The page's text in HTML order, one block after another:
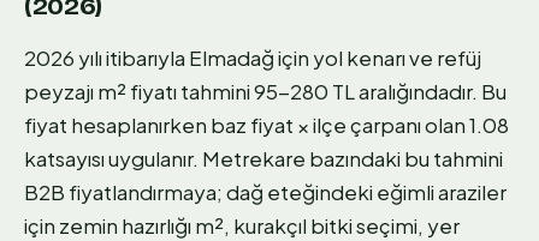
2026 yılı itibarıyla Elmadağ için yol kenarı ve refüj
peyzajı m² fiyatı tahmini 95-280 TL aralığındadır. Bu
fiyat hesaplanırken baz fiyat × ilçe çarpanı olan 1.08
katsayısı uygulanır. Metrekare bazındaki bu tahmini
B2B fiyatlandırmaya; dağ eteğindeki eğimli araziler
için zemin hazırlığı m², kurakçıl bitki seçimi, yer